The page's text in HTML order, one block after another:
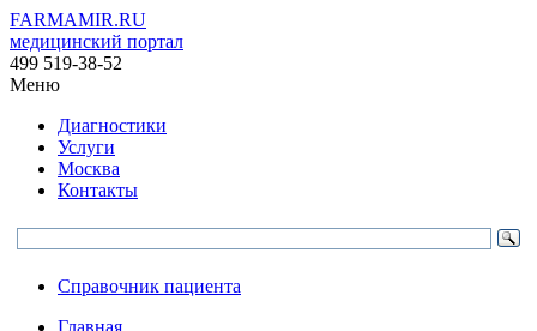
FARMAMIR.RU
медицинский портал
499 519-38-52
Меню
Диагностики
Услуги
Москва
Контакты
Справочник пациента
Главная